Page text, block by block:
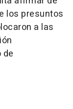
los presuntos
a las